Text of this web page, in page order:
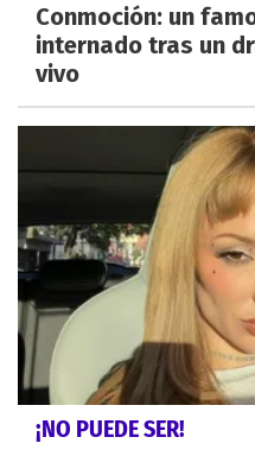
Conmoción: un
internado tras un
vivo
¡NO PUEDE SER!